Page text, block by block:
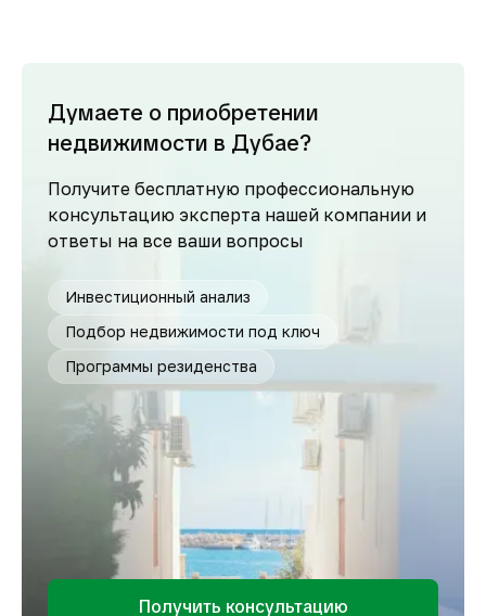
Думаете о приобретении
недвижимости в Дубае?
Получите бесплатную профессиональную
консультацию эксперта нашей компании и
ответы на все ваши вопросы
Инвестиционный анализ
Подбор недвижимости под ключ
Программы резиденства
Получить консультацию